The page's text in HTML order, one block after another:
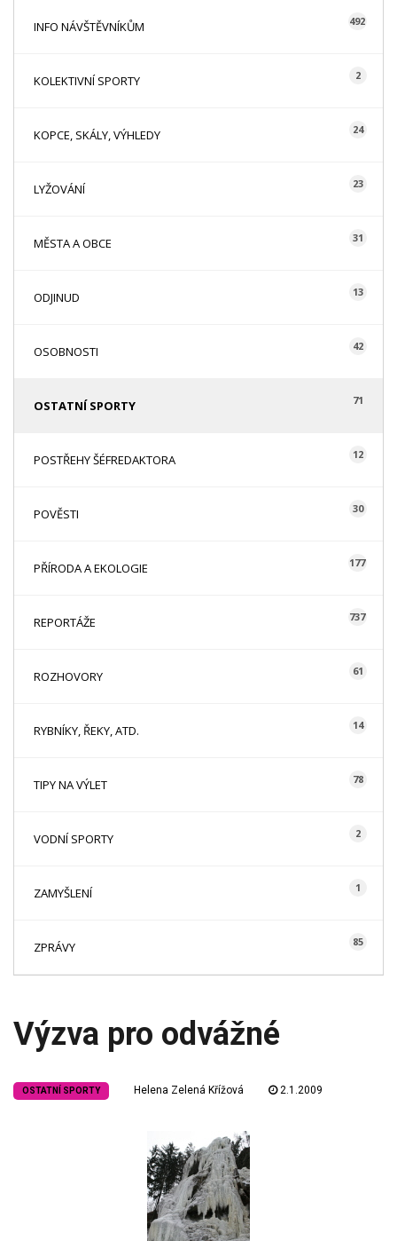
INFO NÁVŠTĚVNÍKŮM 492
KOLEKTIVNÍ SPORTY 2
KOPCE, SKÁLY, VÝHLEDY 24
LYŽOVÁNÍ 23
MĚSTA A OBCE 31
ODJINUD 13
OSOBNOSTI 42
OSTATNÍ SPORTY 71
POSTŘEHY ŠÉFREDAKTORA 12
POVĚSTI 30
PŘÍRODA A EKOLOGIE 177
REPORTÁŽE 737
ROZHOVORY 61
RYBNÍKY, ŘEKY, ATD. 14
TIPY NA VÝLET 78
VODNÍ SPORTY 2
ZAMYŠLENÍ 1
ZPRÁVY 85
Výzva pro odvážné
OSTATNÍ SPORTY Helena Zelená Křížová 2.1.2009